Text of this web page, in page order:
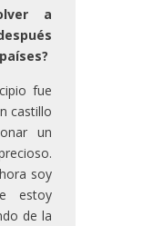
a
fue
castillo
un
soy
estoy
de la